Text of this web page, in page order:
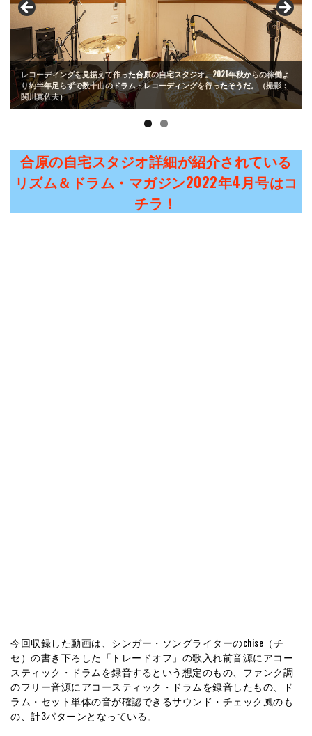
レコーディングを見据えて作った合原の自宅スタジオ。2021年秋からの稼働よ
り約半年足らずで数十曲のドラム・レコーディングを行ったそうだ。（撮影：
関川真佐夫）
合原の自宅スタジオ詳細が紹介されている
リズム＆ドラム・マガジン2022年4月号はコ
チラ！
今回収録した動画は、シンガー・ソングライターのchise（チ
セ）の書き下ろした「トレードオフ」の歌入れ前音源にアコー
スティック・ドラムを録音するという想定のもの、ファンク調
のフリー音源にアコースティック・ドラムを録音したもの、ド
ラム・セット単体の音が確認できるサウンド・チェック風のも
の、計3パターンとなっている。